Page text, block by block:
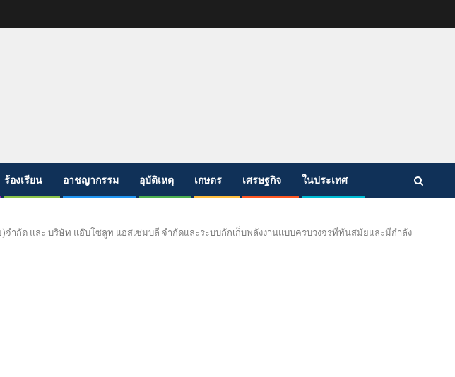
ร้องเรียน อาชญากรรม อุบัติเหตุ เกษตร เศรษฐกิจ ในประเทศ
ำกัด และ บริษัท แอ๊บโซลูท แอสเซมบลี จำกัดและระบบกักเก็บพลังงานแบบครบวงจรที่ทันสมัยและมีกำลัง